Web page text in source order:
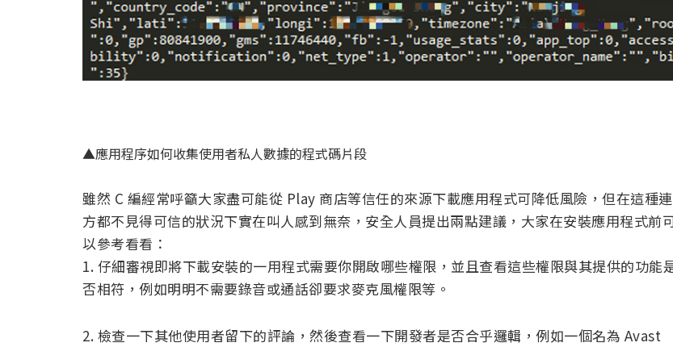
▲應用程序如何收集使用者私人數據的程式碼片段
雖然 C 編經常呼籲大家盡可能從 Play 商店等信任的來源下載應用程式可降低風險，但在這種
方都不見得可信的狀況下實在叫人感到無奈，安全人員提出兩點建議，大家在安裝應用程式前
以參考看看：
1. 仔細審視即將下載安裝的一用程式需要你開啟哪些權限，並且查看這些權限與其提供的功能
否相符，例如明明不需要錄音或通話卻要求麥克風權限等。
2. 檢查一下其他使用者留下的評論，然後查看一下開發者是否合乎邏輯，例如一個名為 Avast